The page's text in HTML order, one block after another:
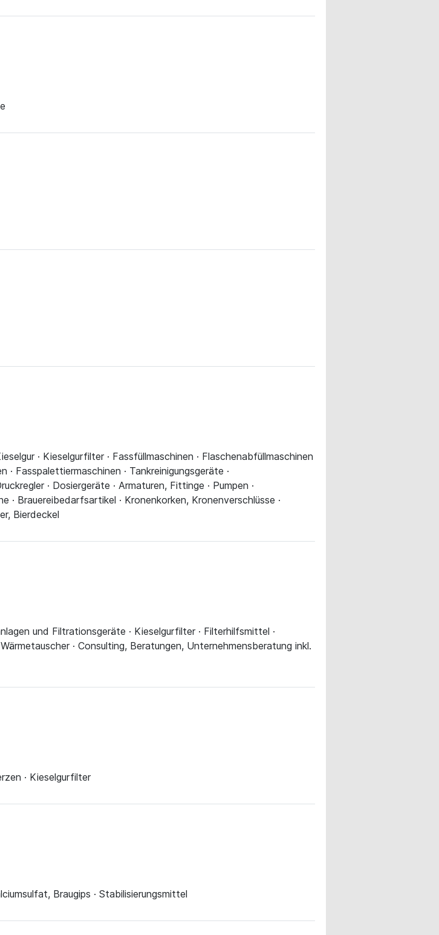
· Kieselgurfilter · Fassfüllmaschinen · Flaschenabfüllmaschinen
· Fasspalettiermaschinen · Tankreinigungsgeräte ·
· Dosiergeräte · Armaturen, Fittinge · Pumpen ·
· Brauereibedarfsartikel · Kronenkorken, Kronenverschlüsse ·
Bierdeckel
und Filtrationsgeräte · Kieselgurfilter · Filterhilfsmittel ·
· Consulting, Beratungen, Unternehmensberatung inkl.
· Kieselgurfilter
Braugips · Stabilisierungsmittel